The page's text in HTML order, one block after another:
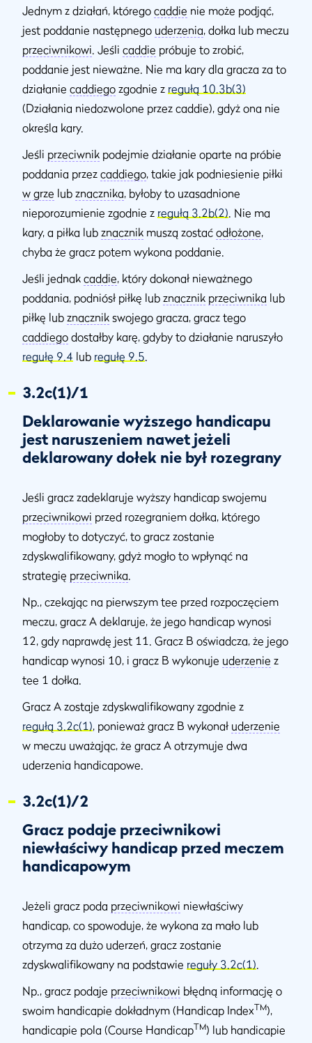
Jednym z działań, którego caddie nie może podjąć,
jest poddanie następnego uderzenia, dołka lub meczu
przeciwnikowi. Jeśli caddie próbuje to zrobić,
poddanie jest nieważne. Nie ma kary dla gracza za to
działanie caddiego zgodnie z regułą 10.3b(3)
(Działania niedozwolone przez caddie), gdyż ona nie
określa kary.
Jeśli przeciwnik podejmie działanie oparte na próbie
poddania przez caddiego, takie jak podniesienie piłki
w grze lub znacznika, byłoby to uzasadnione
nieporozumienie zgodnie z regułą 3.2b(2). Nie ma
kary, a piłka lub znacznik muszą zostać odłożone,
chyba że gracz potem wykona poddanie.
Jeśli jednak caddie, który dokonał nieważnego
poddania, podniósł piłkę lub znacznik przeciwnika lub
piłkę lub znacznik swojego gracza, gracz tego
caddiego dostałby karę, gdyby to działanie naruszyło
regułę 9.4 lub regułę 9.5.
3.2c(1)/1
Deklarowanie wyższego handicapu
jest naruszeniem nawet jeżeli
deklarowany dołek nie był rozegrany
Jeśli gracz zadeklaruje wyższy handicap swojemu
przeciwnikowi przed rozegraniem dołka, którego
mogłoby to dotyczyć, to gracz zostanie
zdyskwalifikowany, gdyż mogło to wpłynąć na
strategię przeciwnika.
Np., czekając na pierwszym tee przed rozpoczęciem
meczu, gracz A deklaruje, że jego handicap wynosi
12, gdy naprawdę jest 11. Gracz B oświadcza, że jego
handicap wynosi 10, i gracz B wykonuje uderzenie z
tee 1 dołka.
Gracz A zostaje zdyskwalifikowany zgodnie z
regułą 3.2c(1), ponieważ gracz B wykonał uderzenie
w meczu uważając, że gracz A otrzymuje dwa
uderzenia handicapowe.
3.2c(1)/2
Gracz podaje przeciwnikowi
niewłaściwy handicap przed meczem
handicapowym
Jeżeli gracz poda przeciwnikowi niewłaściwy
handicap, co spowoduje, że wykona za mało lub
otrzyma za dużo uderzeń, gracz zostanie
zdyskwalifikowany na podstawie reguły 3.2c(1).
Np., gracz podaje przeciwnikowi błędną informację o
swoim handicapie dokładnym (Handicap IndexTM),
handicapie pola (Course HandicapTM) lub handicapie